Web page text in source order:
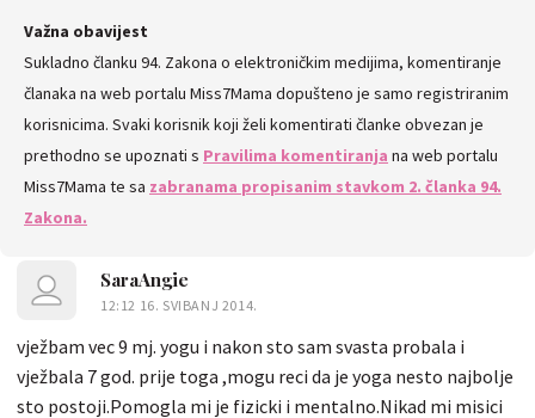
SVE
KOMENTARE
Važna obavijest
Sukladno članku 94. Zakona o elektroničkim medijima, komentiranje
članaka na web portalu Miss7Mama dopušteno je samo registriranim
korisnicima. Svaki korisnik koji želi komentirati članke obvezan je
prethodno se upoznati s Pravilima komentiranja na web portalu
Miss7Mama te sa zabranama propisanim stavkom 2. članka 94.
Zakona.
SaraAngie
12:12 16. SVIBANJ 2014.
vježbam vec 9 mj. yogu i nakon sto sam svasta probala i
vježbala 7 god. prije toga ,mogu reci da je yoga nesto najbolje
sto postoji.Pomogla mi je fizicki i mentalno.Nikad mi misici